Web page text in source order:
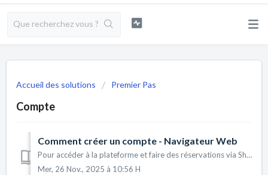
Accueil des solutions Premier Pas
Compte
Comment créer un compte - Navigateur Web
Pour accéder à la plateforme et faire des réservations via Sharvy, votre entreprise peut procéder à la création des comptes utilisateurs de plusieurs manièr...
Mer, 26 Nov., 2025 à 10:56 H